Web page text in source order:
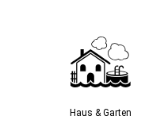
Haus & Garten